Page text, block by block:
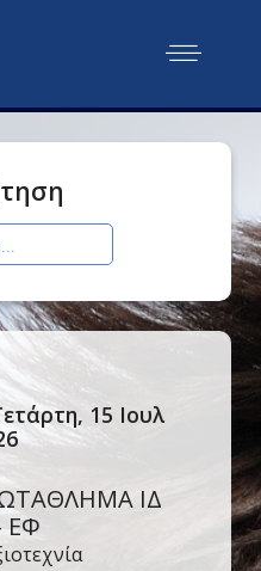
15 Ιουλ
ΙΔ
ΕΦ